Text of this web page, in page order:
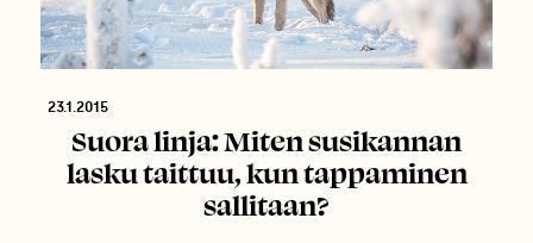
23.1.2015
Suora linja: Miten susikannan
lasku taittuu, kun tappaminen
sallitaan?